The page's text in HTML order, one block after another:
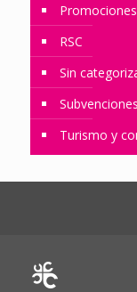
Promociones
RSC
Sin
Subvenciones
Turismo y